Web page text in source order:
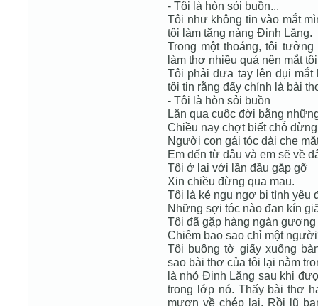
- Tôi là hòn sỏi buồn...
Tôi như không tin vào mắt
tôi làm tặng nàng Đinh Lăng.
Trong một thoáng, tôi
làm thơ nhiều quá nên mắt
Tôi phải đưa tay lên dụi
tôi tin rằng đấy chính là bài
- Tôi là hòn sỏi buồn
Lăn qua cuộc đời bằng
Chiều nay chợt biết chỗ
Người con gái tóc dài che
Em đến từ đâu và em sẽ về
Tôi ở lại với lần đầu gặp gỡ
Xin chiều đừng qua mau.
Tôi là kẻ ngu ngơ bị tình yêu
Những sợi tóc nào đan kín
Tôi đã gặp hàng ngàn gương
Chiêm bao sao chỉ một
Tôi buông tờ giấy xuống
sao bài thơ của tôi lại nằm
là nhỏ Đinh Lăng sau khi
trong lớp nó. Thấy bài thơ
mượn về chép lại. Rồi lũ